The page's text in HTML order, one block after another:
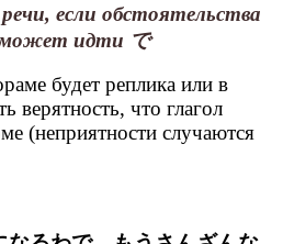
если обстоятельства
идти で
будет реплика или в
верятность, что глагол
(неприятности случаются